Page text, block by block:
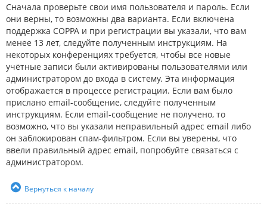
Сначала проверьте свои имя пользователя и пароль. Если
они верны, то возможны два варианта. Если включена
поддержка COPPA и при регистрации вы указали, что вам
менее 13 лет, следуйте полученным инструкциям. На
некоторых конференциях требуется, чтобы все новые
учётные записи были активированы пользователями или
администратором до входа в систему. Эта информация
отображается в процессе регистрации. Если вам было
прислано email-сообщение, следуйте полученным
инструкциям. Если email-сообщение не получено, то
возможно, что вы указали неправильный адрес email либо
он заблокирован спам-фильтром. Если вы уверены, что
ввели правильный адрес email, попробуйте связаться с
администратором.
Вернуться к началу